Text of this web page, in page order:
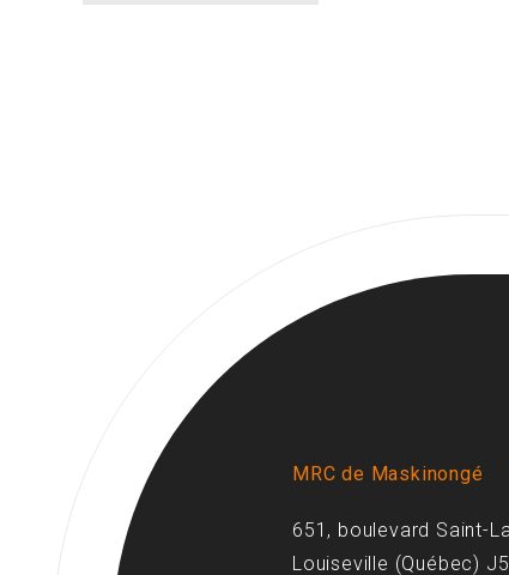
MRC de Maskinongé
651, boulevard Saint-
Louiseville (Québec)